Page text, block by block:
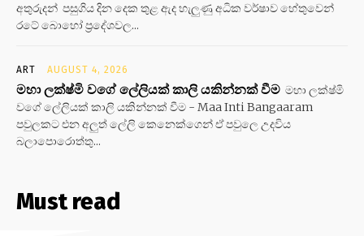
අතුරුදන් පසුගිය දින දෙක තුළ ඇද හැලුණු අධික වර්ෂාව හේතුවෙන්
රටේ බොහෝ ප්‍රදේශවල...
ART AUGUST 4, 2026
මහා ලක්ෂ්මි වගේ ලේලියක් කාලි යකින්නක් වීම මහා ලක්ෂ්මි
වගේ ලේලියක් කාලි යකින්නක් වීම - Maa Inti Bangaaram
පවුලකට එන අලුත් ලේලි කෙනෙක්ගෙන් ඒ පවුලෙ උදවිය
බලාපොරොත්තු...
Must read